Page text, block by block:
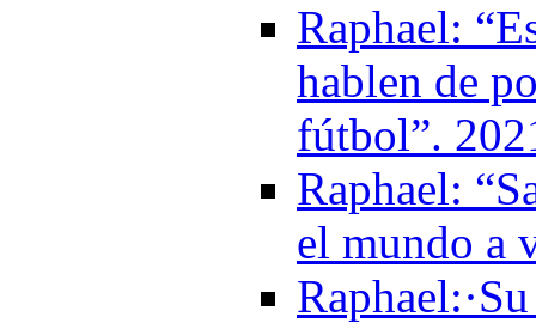
Raphael:
hablen de
fútbol”.
Raphael:
el mundo a